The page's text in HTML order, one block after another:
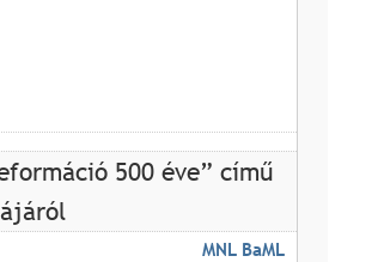
500 éve” című
MNL BaML